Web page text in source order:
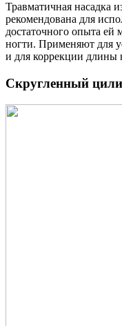
Травматичная насадка
рекомендована для
достаточного опыта
ногти. Применяют для
и для коррекции длины
Скругленный